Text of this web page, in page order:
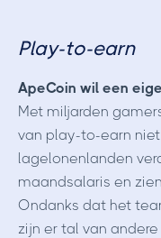
Play-to-earn
ApeCoin wil een
Met miljarden
van play-to-earn
lagelonenlanden
maandsalaris en
Ondanks dat het
zijn er tal van